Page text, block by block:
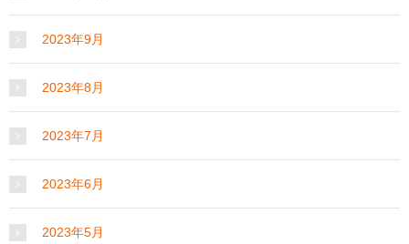
2023年9月
2023年8月
2023年7月
2023年6月
2023年5月